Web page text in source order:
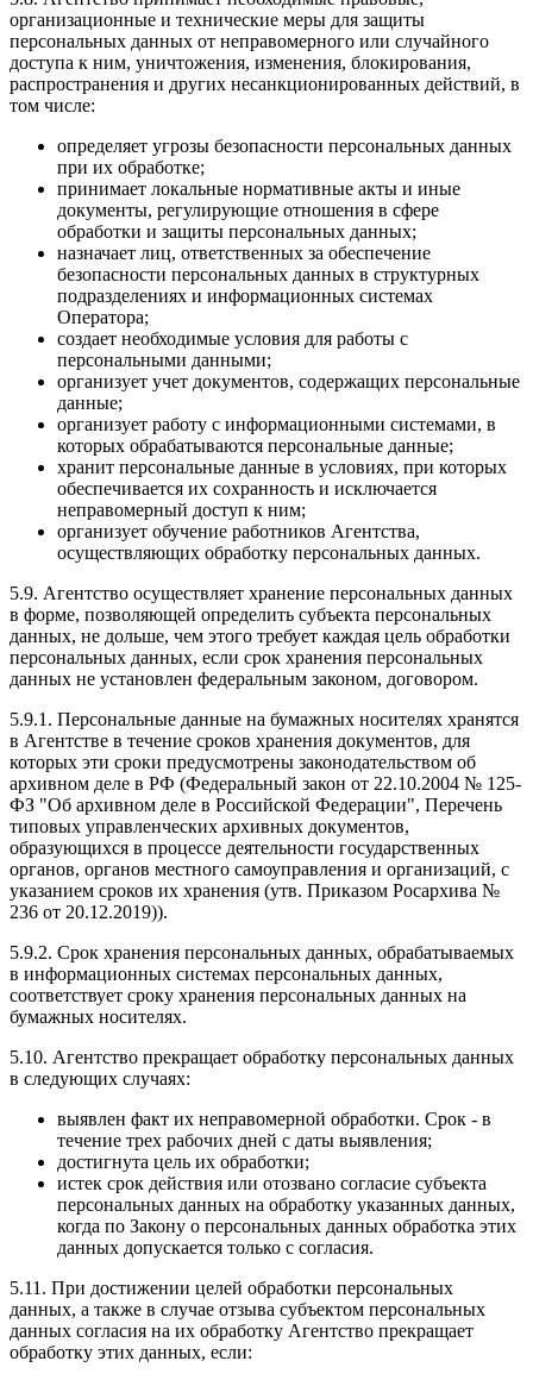
организационные и технические меры для защиты
персональных данных от неправомерного или случайного
доступа к ним, уничтожения, изменения, блокирования,
распространения и других несанкционированных действий, в
том числе:
определяет угрозы безопасности персональных данных
при их обработке;
принимает локальные нормативные акты и иные
документы, регулирующие отношения в сфере
обработки и защиты персональных данных;
назначает лиц, ответственных за обеспечение
безопасности персональных данных в структурных
подразделениях и информационных системах
Оператора;
создает необходимые условия для работы с
персональными данными;
организует учет документов, содержащих персональные
данные;
организует работу с информационными системами, в
которых обрабатываются персональные данные;
хранит персональные данные в условиях, при которых
обеспечивается их сохранность и исключается
неправомерный доступ к ним;
организует обучение работников Агентства,
осуществляющих обработку персональных данных.
5.9. Агентство осуществляет хранение персональных данных
в форме, позволяющей определить субъекта персональных
данных, не дольше, чем этого требует каждая цель обработки
персональных данных, если срок хранения персональных
данных не установлен федеральным законом, договором.
5.9.1. Персональные данные на бумажных носителях хранятся
в Агентстве в течение сроков хранения документов, для
которых эти сроки предусмотрены законодательством об
архивном деле в РФ (Федеральный закон от 22.10.2004 № 125-
ФЗ "Об архивном деле в Российской Федерации", Перечень
типовых управленческих архивных документов,
образующихся в процессе деятельности государственных
органов, органов местного самоуправления и организаций, с
указанием сроков их хранения (утв. Приказом Росархива №
236 от 20.12.2019)).
5.9.2. Срок хранения персональных данных, обрабатываемых
в информационных системах персональных данных,
соответствует сроку хранения персональных данных на
бумажных носителях.
5.10. Агентство прекращает обработку персональных данных
в следующих случаях:
выявлен факт их неправомерной обработки. Срок - в
течение трех рабочих дней с даты выявления;
достигнута цель их обработки;
истек срок действия или отозвано согласие субъекта
персональных данных на обработку указанных данных,
когда по Закону о персональных данных обработка этих
данных допускается только с согласия.
5.11. При достижении целей обработки персональных
данных, а также в случае отзыва субъектом персональных
данных согласия на их обработку Агентство прекращает
обработку этих данных, если: